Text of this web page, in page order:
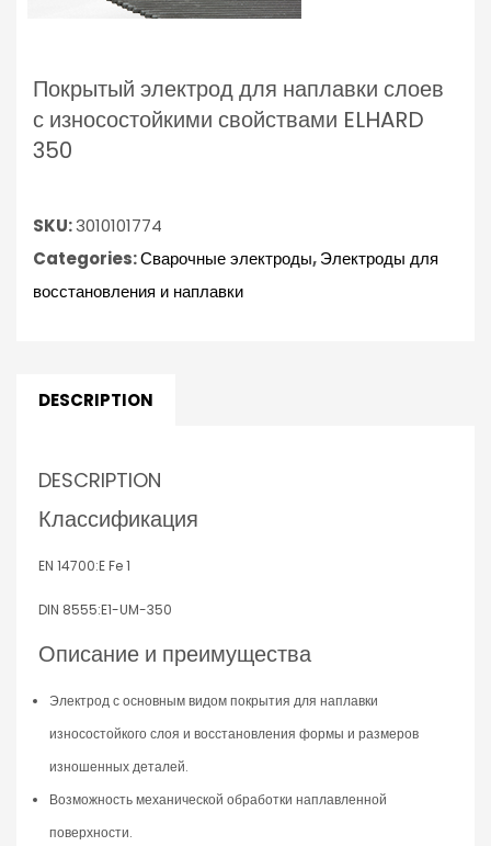
Покрытый электрод для наплавки слоев
с износостойкими свойствами ELHARD
350
SKU:3010101774
Categories:Сварочные электроды,Электроды для
восстановления и наплавки
DESCRIPTION
DESCRIPTION
Классификация
EN 14700:E Fe 1
DIN 8555:E1-UM-350
Описание и преимущества
Электрод с основным видом покрытия для наплавки
износостойкого слоя и восстановления формы и размеров
изношенных деталей.
Возможность механической обработки наплавленной
поверхности.